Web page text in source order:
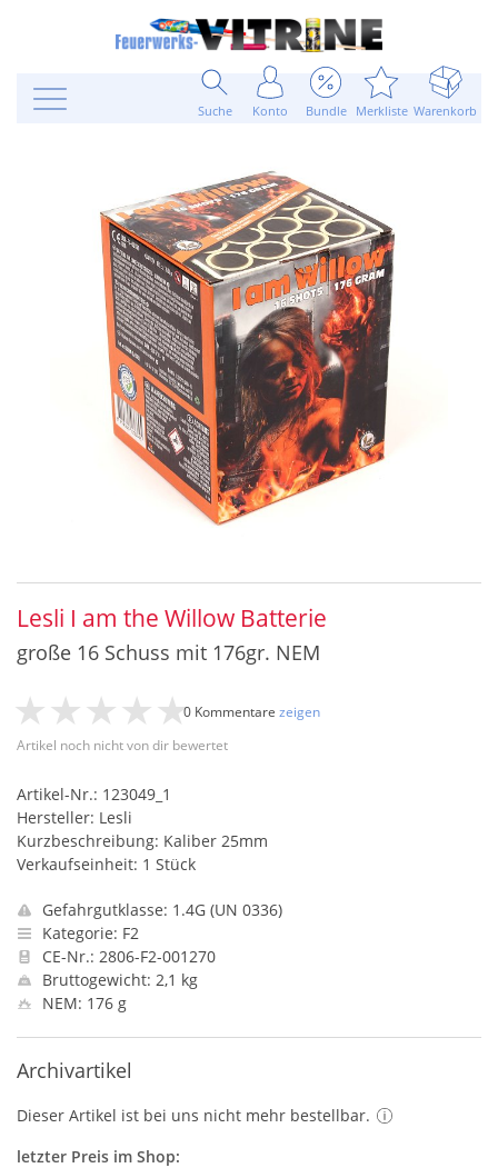
Suche Konto Bundle Merkliste Warenkorb
Lesli I am the Willow Batterie
große 16 Schuss mit 176gr. NEM
Artikel noch nicht von dir bewertet
0 Kommentare zeigen
Artikel-Nr.: 123049_1
Hersteller: Lesli
Kurzbeschreibung: Kaliber 25mm
Verkaufseinheit: 1 Stück
Gefahrgutklasse: 1.4G (UN 0336)
Kategorie: F2
CE-Nr.: 2806-F2-001270
Bruttogewicht: 2,1 kg
NEM: 176 g
Archivartikel
Dieser Artikel ist bei uns nicht mehr bestellbar.
letzter Preis im Shop: